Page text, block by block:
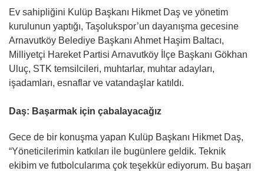
Ev sahipliğini Kulüp Başkanı Hikmet Daş ve yönetim
kurulunun yaptığı, Taşolukspor’un dayanışma gecesine
Arnavutköy Belediye Başkanı Ahmet Haşim Baltacı,
Milliyetçi Hareket Partisi Arnavutköy İlçe Başkanı Gökhan
Uluç, STK temsilcileri, muhtarlar, muhtar adayları,
işadamları, esnaflar ve vatandaşlar katıldı.
Daş: Başarmak için çabalayacağız
Gece de bir konuşma yapan Kulüp Başkanı Hikmet Daş,
“Yöneticilerimin katkıları ile bugünlere geldik. Teknik
ekibim ve futbolcularıma çok teşekkür ediyorum. Bu başarı